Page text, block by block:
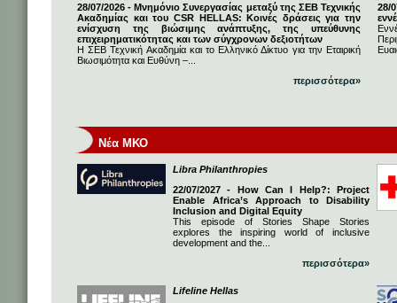
28/07/2026 - Μνημόνιο Συνεργασίας μεταξύ της ΣΕΒ Τεχνικής
Ακαδημίας και του CSR HELLAS: Κοινές δράσεις για την
ενίσχυση της βιώσιμης ανάπτυξης, της υπεύθυνης
επιχειρηματικότητας και των σύγχρονων δεξιοτήτων
Η ΣΕΒ Τεχνική Ακαδημία και το Ελληνικό Δίκτυο για την Εταιρική
Βιωσιμότητα και Ευθύνη –...
περισσότερα»
28/
Νέα ΜΚΟ
Libra Philanthropies
22/07/2027 - How Can I Help?: Project
Enable Africa’s Approach to Disability
Inclusion and Digital Equity
This episode of Stories Shape Stories
explores the inspiring world of inclusive
development and the...
περισσότερα»
Lifeline Hellas